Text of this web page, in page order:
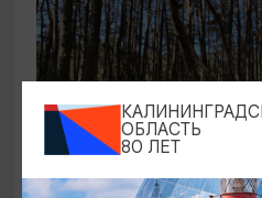
ЭКСКУРСИИ
ОБЛАСТЬ
80 ЛЕТ